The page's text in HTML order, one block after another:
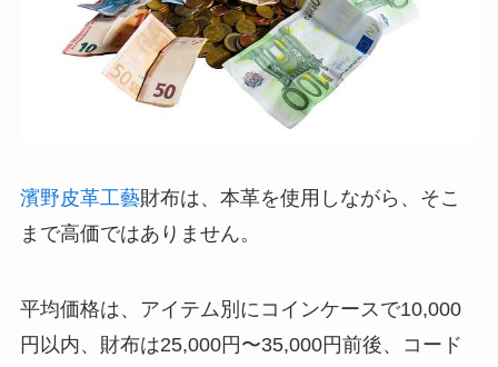
濱野皮革工藝財布は、本革を使用しながら、そこ
まで高価ではありません。
平均価格は、アイテム別にコインケースで10,000
円以内、財布は25,000円〜35,000円前後、コード